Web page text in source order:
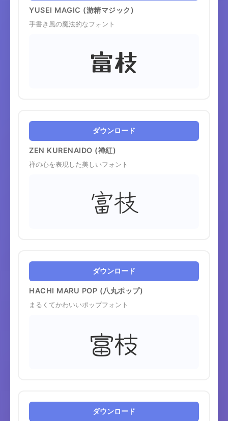
YUSEI MAGIC (游精マジック)
手書き風の魔法的なフォント
富枝
ダウンロード
ZEN KURENAIDO (禅紅)
禅の心を表現した美しいフォント
富枝
ダウンロード
HACHI MARU POP (八丸ポップ)
まるくてかわいいポップフォント
富枝
ダウンロード